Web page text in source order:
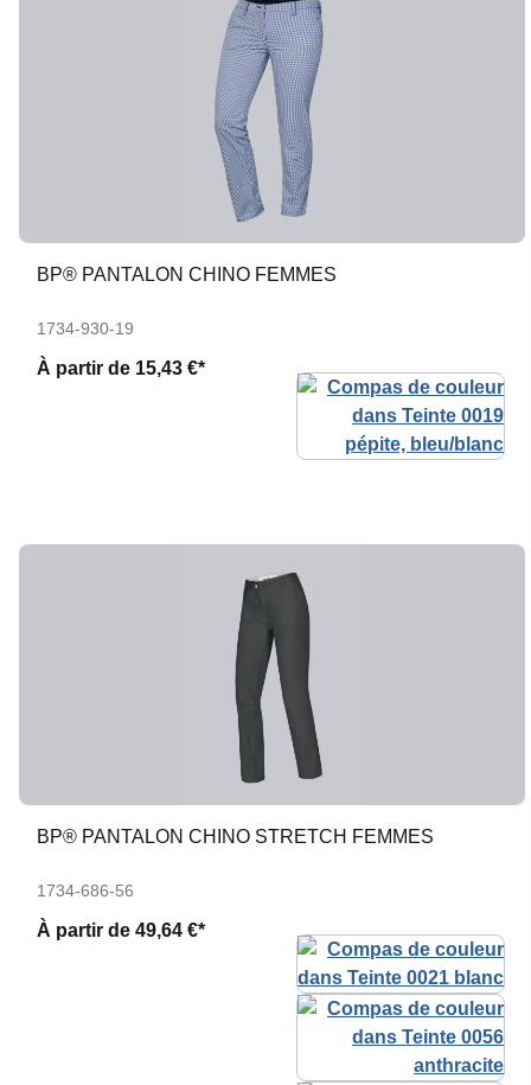
BP® PANTALON CHINO FEMMES
1734-930-19
À partir de 15,43 €*
BP® PANTALON CHINO STRETCH FEMMES
1734-686-56
À partir de 49,64 €*